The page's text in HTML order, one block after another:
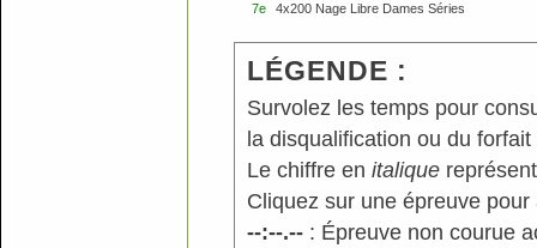
7e
4x200 Nage Libre Dames Séries
LÉGENDE :
Survolez les temps pour
la disqualification ou du forfait
Le chiffre en italique
Cliquez sur une épreuve
--:--.--: Épreuve non courue